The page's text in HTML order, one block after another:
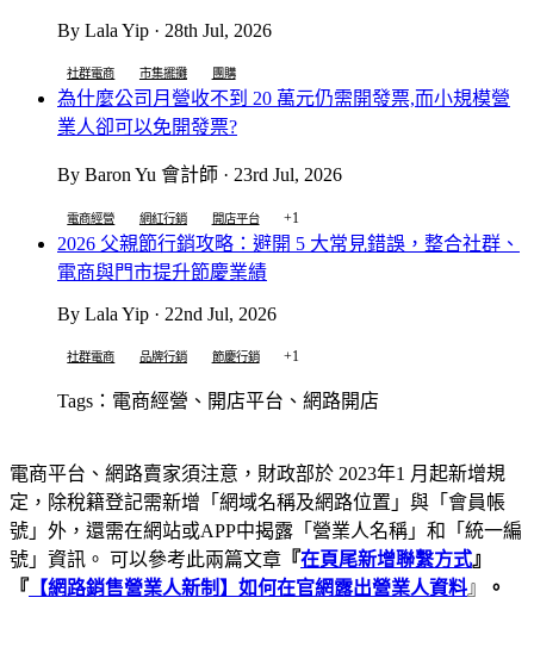
By Lala Yip · 28th Jul, 2026
社群電商 市集擺攤 團購
為什麼公司月營收不到 20 萬元仍需開發票,而小規模營
業人卻可以免開發票?
By Baron Yu 會計師 · 23rd Jul, 2026
電商經營 網紅行銷 開店平台 +1
2026 父親節行銷攻略：避開 5 大常見錯誤，整合社群、
電商與門市提升節慶業績
By Lala Yip · 22nd Jul, 2026
社群電商 品牌行銷 節慶行銷 +1
Tags：電商經營、開店平台、網路開店
電商平台、網路賣家須注意，財政部於 2023年1 月起新增規
定，除稅籍登記需新增「網域名稱及網路位置」與「會員帳
號」外，還需在網站或APP中揭露「營業人名稱」和「統一編
號」資訊。 可以參考此兩篇文章 『在頁尾新增聯繫方式』
『 【網路銷售營業人新制】如何在官網露出營業人資料』 。